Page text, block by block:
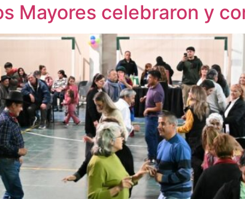
Mayores celebraron y